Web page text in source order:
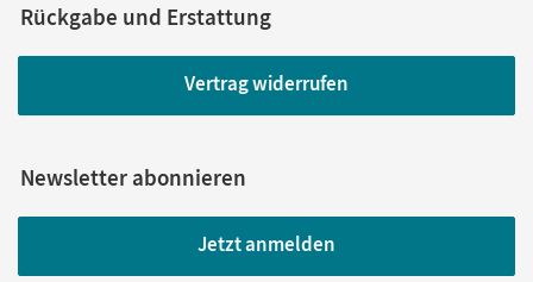
Rückgabe und Erstattung
Vertrag widerrufen
Newsletter abonnieren
Jetzt anmelden